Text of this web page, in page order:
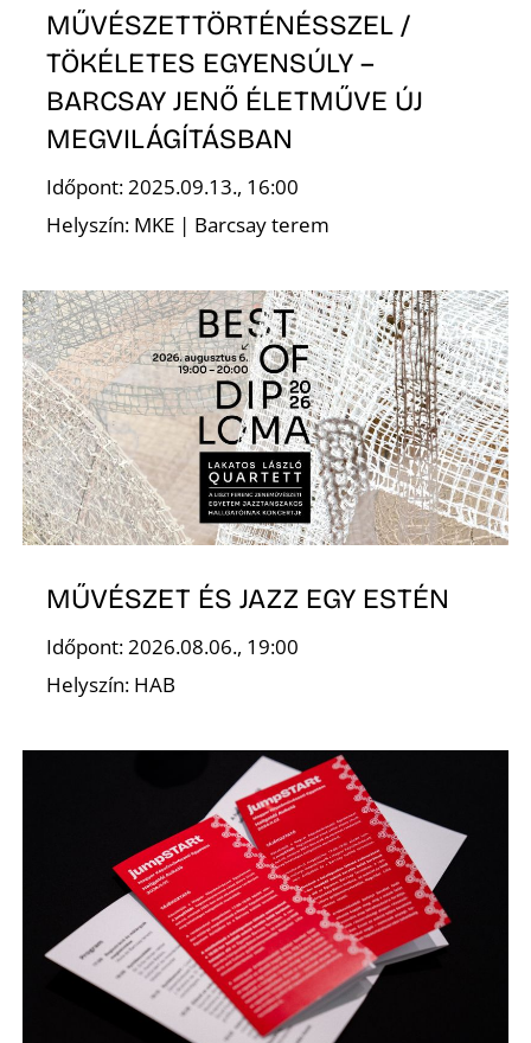
MŰVÉSZETTÖRTÉNÉSSZEL /
TÖKÉLETES EGYENSÚLY –
BARCSAY JENŐ ÉLETMŰVE ÚJ
MEGVILÁGÍTÁSBAN
Időpont: 2025.09.13., 16:00
Helyszín: MKE | Barcsay terem
MŰVÉSZET ÉS JAZZ EGY ESTÉN
Időpont: 2026.08.06., 19:00
Helyszín: HAB